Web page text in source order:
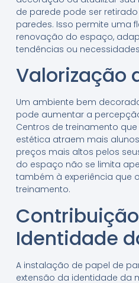
de parede pode ser
paredes. Isso permite uma
renovação do espaço,
tendências ou
Valorização
Um ambiente bem
pode aumentar a
Centros de treinamento
estética atraem mais
preços mais altos pelos
do espaço não se limita
também à experiência que
treinamento.
Identidade
A instalação de papel de
extensão da identidade da